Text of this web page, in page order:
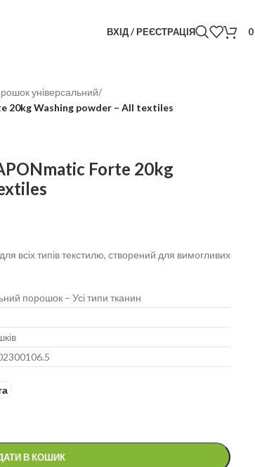
ВХІД / РЕЄСТРАЦІЯ 0
універсальний/
20kg Washing powder – All textiles
Forte 20kg
всіх типів текстилю, створений для вимогливих
порошок – Усі типи тканин
В КОШИК